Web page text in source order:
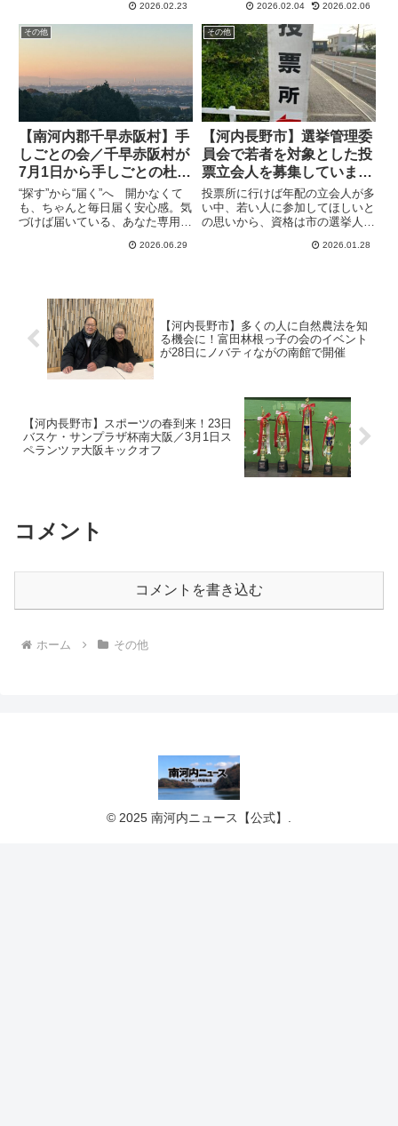
「マルシェdeたいしwithフリーマ
ーケット」の出店者を募集してい
ます。会場は聖徳太子御廟、叡福
2026.02.23
した。商品券は河内長野市内の取
り扱い登録店舗で食料品等の購入
だけに使えるので注意しましょ
う。
2026.02.04 2026.02.06
その他
【南河内郡千早赤阪村】手
しごとの会／千早赤阪村が
7月1日から手しごとの杜
（もり）に変更になります
“探す”から“届く”へ 開かなくて
も、ちゃんと毎日届く安心感。気
づけば届いている、あなた専用の
／千早赤阪村のinstagramによる
2026.06.29
その他
【河内長野市】選挙管理委
員会で若者を対象とした投
票立会人を募集しています
(オリジナル）
投票所に行けば年配の立会人が多
い中、若い人に参加してほしいと
の思いから、資格は市の選挙人名
の人（高校生も応募可能）そし
ています。
2026.01.28
【河内長野市】多くの人に自然農法を知
る機会に！富田林根っ子の会のイベント
が28日にノバティながの南館で開催
【河内長野市】スポーツの春到来！23日
バスケ・サンプラザ杯南大阪／3月1日ス
ペランツァ大阪キックオフ
コメント
コメントを書き込む
ホーム その他
© 2025 南河内ニュース【公式】.